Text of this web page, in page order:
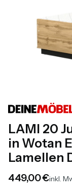
LAMI 20
in Wotan
Lamellen
Preis
449,00 €inkl.